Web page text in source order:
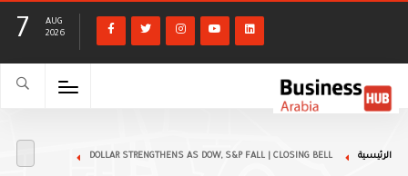
7
AUG
2026
الرئيسية DOLLAR STRENGTHENS AS DOW, S&P FALL | CLOSING BELL